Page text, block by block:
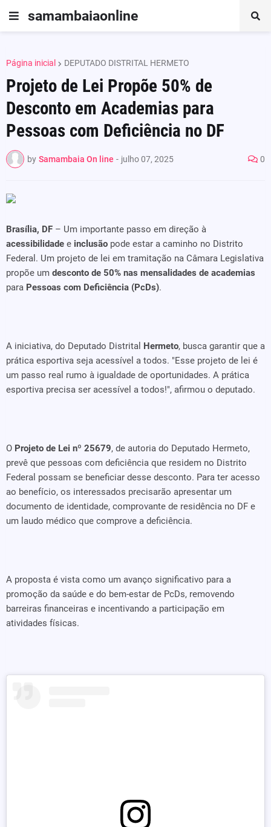
samambaiaonline
Página inicial DEPUTADO DISTRITAL HERMETO
Projeto de Lei Propõe 50% de
Desconto em Academias para
Pessoas com Deficiência no DF
by Samambaia On line - julho 07, 2025 0
Brasília, DF – Um importante passo em direção à
acessibilidade e inclusão pode estar a caminho no Distrito
Federal. Um projeto de lei em tramitação na Câmara Legislativa
propõe um desconto de 50% nas mensalidades de academias
para Pessoas com Deficiência (PcDs).
A iniciativa, do Deputado Distrital Hermeto, busca garantir que a
prática esportiva seja acessível a todos. "Esse projeto de lei é
um passo real rumo à igualdade de oportunidades. A prática
esportiva precisa ser acessível a todos!", afirmou o deputado.
O Projeto de Lei nº 25679, de autoria do Deputado Hermeto,
prevê que pessoas com deficiência que residem no Distrito
Federal possam se beneficiar desse desconto. Para ter acesso
ao benefício, os interessados precisarão apresentar um
documento de identidade, comprovante de residência no DF e
um laudo médico que comprove a deficiência.
A proposta é vista como um avanço significativo para a
promoção da saúde e do bem-estar de PcDs, removendo
barreiras financeiras e incentivando a participação em
atividades físicas.